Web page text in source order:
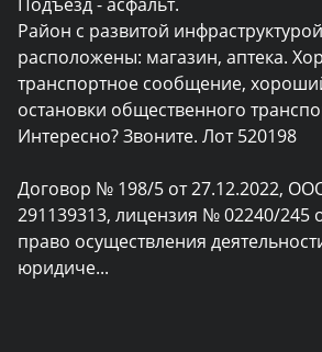
Район с развитой
расположены: магазин, аптека.
транспортное сообщение,
остановки общественного
Интересно? Звоните. Лот 520198
Договор № 198/5 от 27.12.2022,
291139313, лицензия № 02240/245
право осуществления
юридиче...